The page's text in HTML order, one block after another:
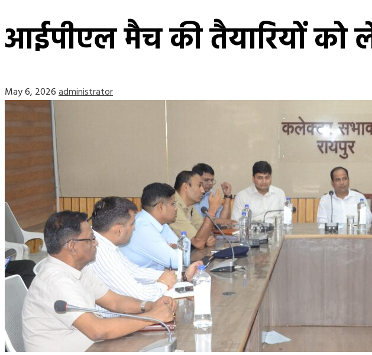
आईपीएल मैच की तैयारियों
May 6, 2026administrator